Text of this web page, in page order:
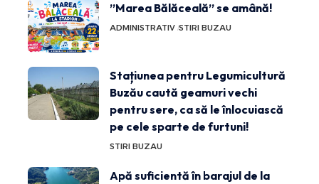
”Marea Bălăceală” se amână!
ADMINISTRATIV STIRI BUZAU
Stațiunea pentru Legumicultură
Buzău caută geamuri vechi
pentru sere, ca să le înlocuiască
pe cele sparte de furtuni!
STIRI BUZAU
Apă suficientă în barajul de la